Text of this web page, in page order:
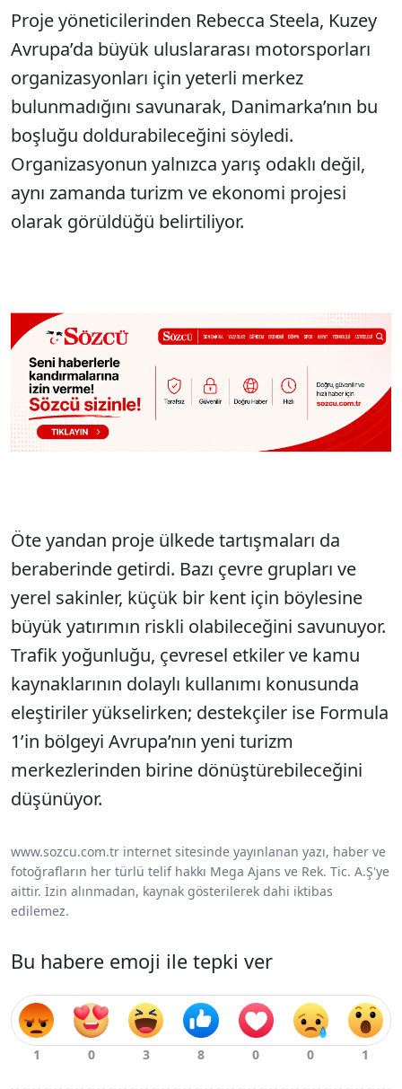
Proje yöneticilerinden Rebecca Steela, Kuzey
Avrupa’da büyük uluslararası motorsporları
organizasyonları için yeterli merkez
bulunmadığını savunarak, Danimarka’nın bu
boşluğu doldurabileceğini söyledi.
Organizasyonun yalnızca yarış odaklı değil,
aynı zamanda turizm ve ekonomi projesi
olarak görüldüğü belirtiliyor.
Öte yandan proje ülkede tartışmaları da
beraberinde getirdi. Bazı çevre grupları ve
yerel sakinler, küçük bir kent için böylesine
büyük yatırımın riskli olabileceğini savunuyor.
Trafik yoğunluğu, çevresel etkiler ve kamu
kaynaklarının dolaylı kullanımı konusunda
eleştiriler yükselirken; destekçiler ise Formula
1’in bölgeyi Avrupa’nın yeni turizm
merkezlerinden birine dönüştürebileceğini
düşünüyor.
www.sozcu.com.tr internet sitesinde yayınlanan yazı, haber ve
fotoğrafların her türlü telif hakkı Mega Ajans ve Rek. Tic. A.Ş'ye
aittir. İzin alınmadan, kaynak gösterilerek dahi iktibas
edilemez.
Bu habere emoji ile tepki ver